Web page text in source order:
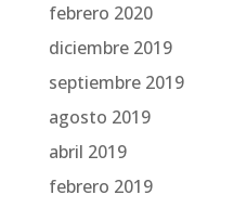
febrero 2020
diciembre 2019
septiembre 2019
agosto 2019
abril 2019
febrero 2019